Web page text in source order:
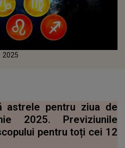
2025
pentru ziua de
2025. Previziunile
pentru toți cei 12